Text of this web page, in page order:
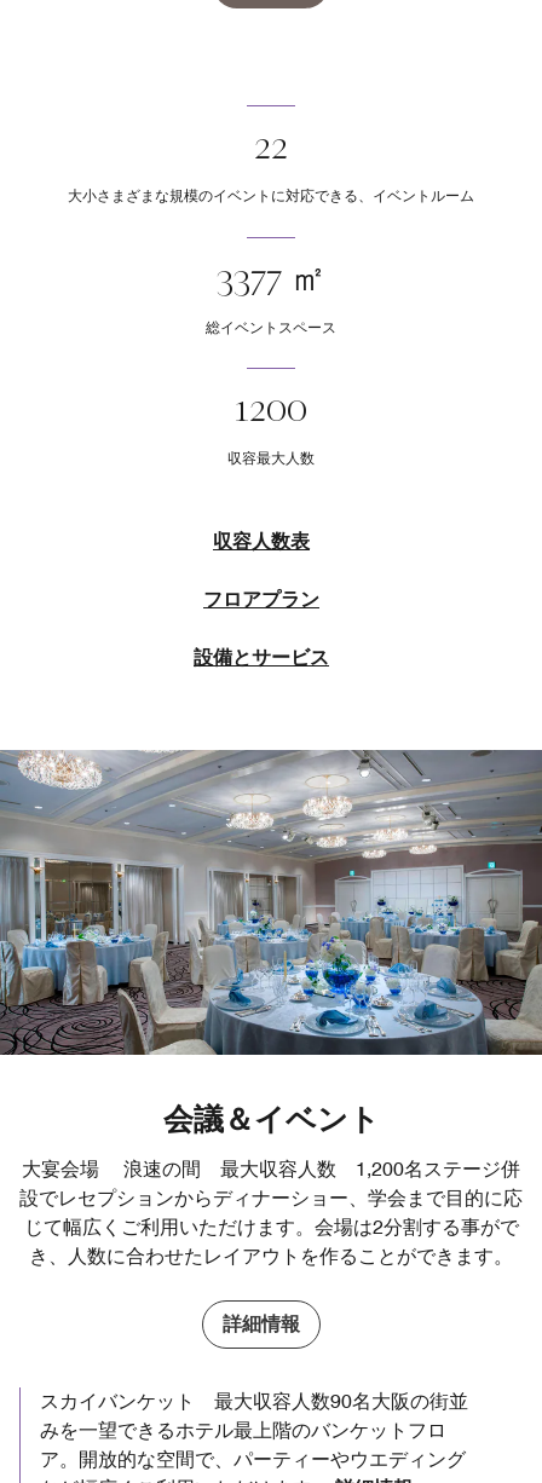
22
大小さまざまな規模のイベントに対応できる、イベントルーム
3377 ㎡
総イベントスペース
1200
収容最大人数
収容人数表
フロアプラン
設備とサービス
会議＆イベント
大宴会場 浪速の間 最大収容人数 1,200名ステージ併
設でレセプションからディナーショー、学会まで目的に応
じて幅広くご利用いただけます。会場は2分割する事がで
き、人数に合わせたレイアウトを作ることができます。
詳細情報
スカイバンケット 最大収容人数90名大阪の街並
みを一望できるホテル最上階のバンケットフロ
ア。開放的な空間で、パーティーやウエディング